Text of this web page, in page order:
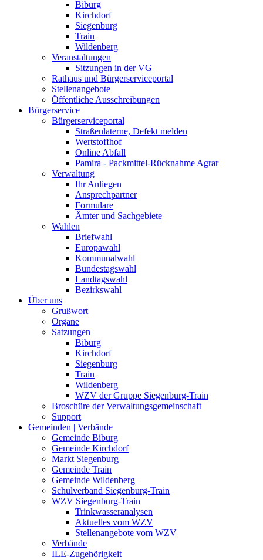
Biburg
Kirchdorf
Siegenburg
Train
Wildenberg
Veranstaltungen
Sitzungen in der VG
Rathaus und Bürgerserviceportal
Stellenangebote
Öffentliche Ausschreibungen
Bürgerservice
Bürgerserviceportal
Straßenlaterne, Defekt melden
Wertstoffhof
Online Abfall
Pamira - Packmittel-Rücknahme Agrar
Verwaltung
Ihr Anliegen
Ansprechpartner
Formulare
Ämter und Sachgebiete
Wahlen
Briefwahl
Europawahl
Kommunalwahl
Bundestagswahl
Landtagswahl
Bezirkswahl
Über uns
Grußwort
Organe
Satzungen
Biburg
Kirchdorf
Siegenburg
Train
Wildenberg
WZV der Gruppe Siegenburg-Train
Broschüre der Verwaltungsgemeinschaft
Support
Gemeinden | Verbände
Gemeinde Biburg
Gemeinde Kirchdorf
Markt Siegenburg
Gemeinde Train
Gemeinde Wildenberg
Schulverband Siegenburg-Train
WZV Siegenburg-Train
Trinkwasseranalysen
Aktuelles vom WZV
Stellenangebote vom WZV
Verbände
ILE-Zugehörigkeit